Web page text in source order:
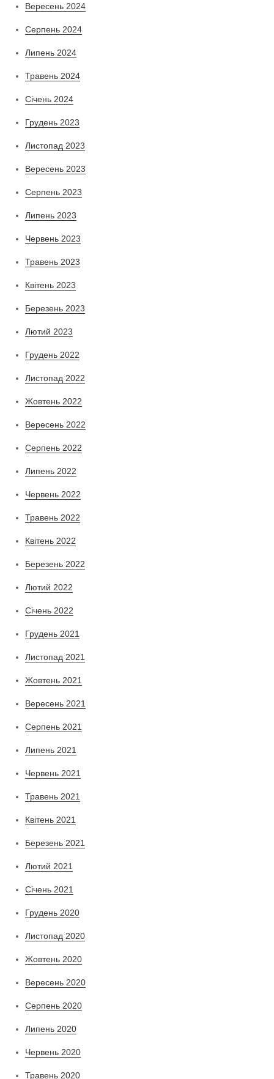
Вересень 2024
Серпень 2024
Липень 2024
Травень 2024
Січень 2024
Грудень 2023
Листопад 2023
Вересень 2023
Серпень 2023
Липень 2023
Червень 2023
Травень 2023
Квітень 2023
Березень 2023
Лютий 2023
Грудень 2022
Листопад 2022
Жовтень 2022
Вересень 2022
Серпень 2022
Липень 2022
Червень 2022
Травень 2022
Квітень 2022
Березень 2022
Лютий 2022
Січень 2022
Грудень 2021
Листопад 2021
Жовтень 2021
Вересень 2021
Серпень 2021
Липень 2021
Червень 2021
Травень 2021
Квітень 2021
Березень 2021
Лютий 2021
Січень 2021
Грудень 2020
Листопад 2020
Жовтень 2020
Вересень 2020
Серпень 2020
Липень 2020
Червень 2020
Травень 2020